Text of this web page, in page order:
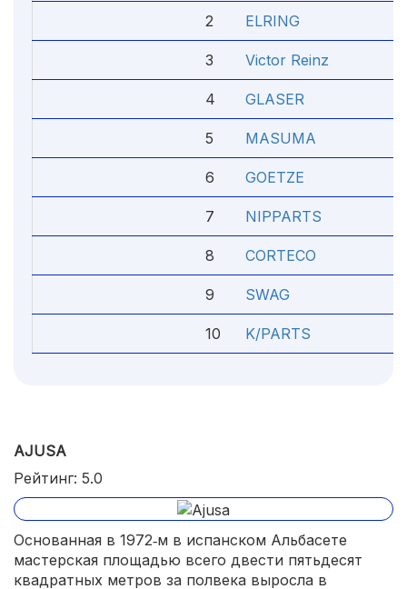
2 ELRING
3 Victor Reinz
4 GLASER
5 MASUMA
6 GOETZE
7 NIPPARTS
8 CORTECO
9 SWAG
10 K/PARTS
AJUSA
Рейтинг: 5.0
Основанная в 1972‑м в испанском Альбасете
мастерская площадью всего двести пятьдесят
квадратных метров за полвека выросла в